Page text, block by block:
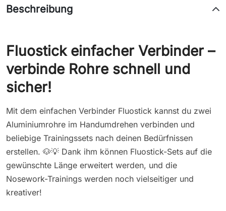
Beschreibung
Fluostick einfacher Verbinder –
verbinde Rohre schnell und
sicher!
Mit dem einfachen Verbinder Fluostick kannst du zwei
Aluminiumrohre im Handumdrehen verbinden und
beliebige Trainingssets nach deinen Bedürfnissen
erstellen. 🐶💡 Dank ihm können Fluostick-Sets auf die
gewünschte Länge erweitert werden, und die
Nosework-Trainings werden noch vielseitiger und
kreativer!